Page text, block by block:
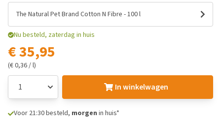
The Natural Pet Brand Cotton N Fibre - 100 l
Nu besteld, zaterdag in huis
€ 35,95
(€ 0,36 / l)
In winkelwagen
Voor 21:30 besteld, morgen in huis*